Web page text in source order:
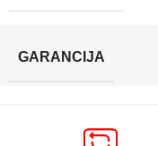
GARANCIJA